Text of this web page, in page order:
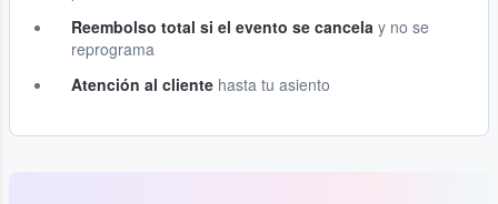
Reembolso total si el evento se cancela y no se
reprograma
Atención al cliente hasta tu asiento